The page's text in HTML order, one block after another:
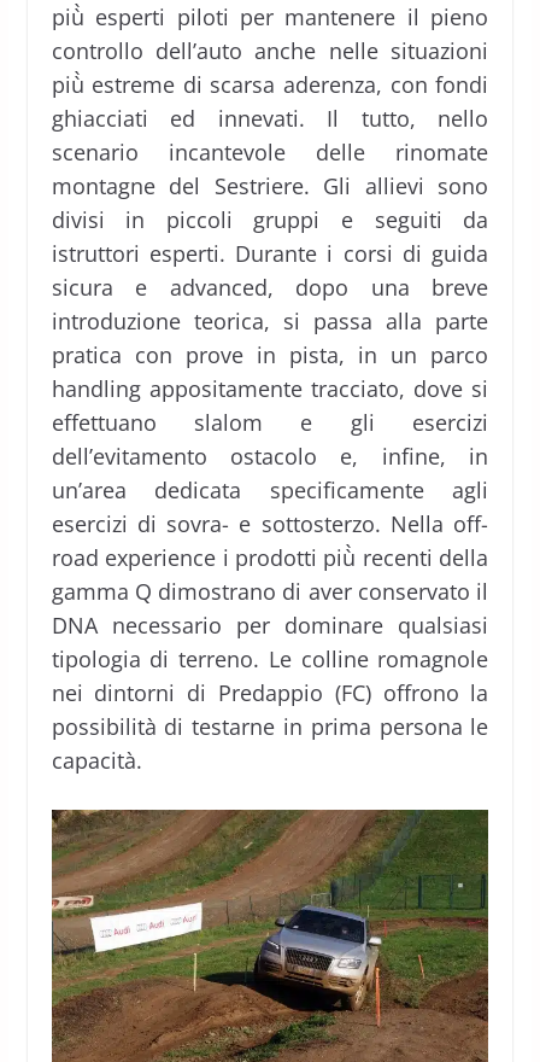
più̀ esperti piloti per mantenere il pieno
controllo dell’auto anche nelle situazioni
più̀ estreme di scarsa aderenza, con fondi
ghiacciati ed innevati. Il tutto, nello
scenario incantevole delle rinomate
montagne del Sestriere. Gli allievi sono
divisi in piccoli gruppi e seguiti da
istruttori esperti. Durante i corsi di guida
sicura e advanced, dopo una breve
introduzione teorica, si passa alla parte
pratica con prove in pista, in un parco
handling appositamente tracciato, dove si
effettuano slalom e gli esercizi
dell’evitamento ostacolo e, infine, in
un’area dedicata specificamente agli
esercizi di sovra- e sottosterzo. Nella off-
road experience i prodotti più̀ recenti della
gamma Q dimostrano di aver conservato il
DNA necessario per dominare qualsiasi
tipologia di terreno. Le colline romagnole
nei dintorni di Predappio (FC) offrono la
possibilità di testarne in prima persona le
capacità.